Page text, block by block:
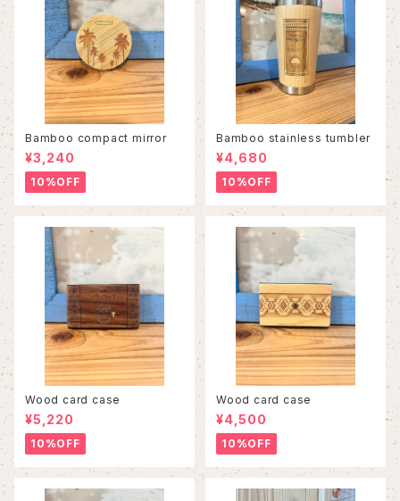
Bamboo compact mirror
¥3,240
10%OFF
Bamboo stainless tumbler
¥4,680
10%OFF
Wood card case
¥5,220
10%OFF
Wood card case
¥4,500
10%OFF